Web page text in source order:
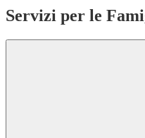
Servizi per le